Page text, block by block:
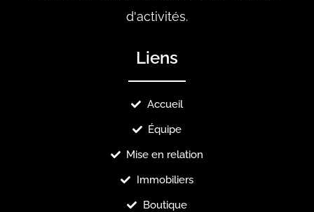
d'activités.
Liens
Accueil
Équipe
Mise en relation
Immobiliers
Boutique